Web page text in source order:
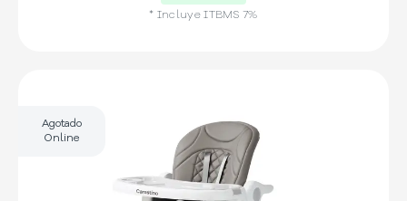
* IncluyeITBMS 7%
Agotado
Online